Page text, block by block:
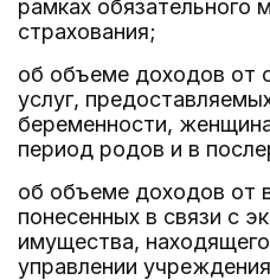
рамках обязательного
страхования;
об объеме доходов от
услуг,
беременности,
период родов и в
об объеме доходов от
понесенных в связи с
имущества,
управлении